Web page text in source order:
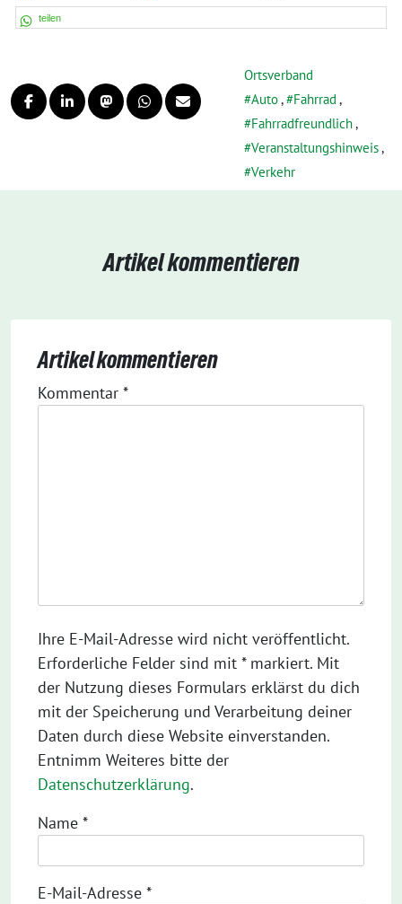
teilen
Ortsverband
Auto, Fahrrad ,
Fahrradfreundlich,
Veranstaltungshinweis,
Verkehr
Artikel kommentieren
Artikel kommentieren
Kommentar *
Ihre E-Mail-Adresse wird nicht veröffentlicht.
Erforderliche Felder sind mit * markiert. Mit
der Nutzung dieses Formulars erklärst du dich
mit der Speicherung und Verarbeitung deiner
Daten durch diese Website einverstanden.
Entnimm Weiteres bitte der
Datenschutzerklärung.
Name *
E-Mail-Adresse *